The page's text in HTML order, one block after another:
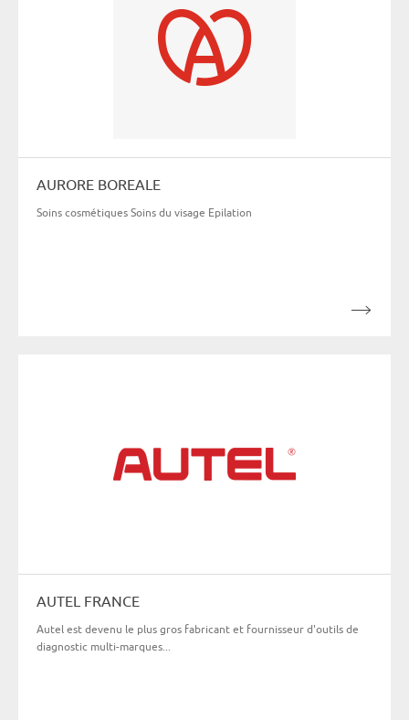
AURORE BOREALE
Soins cosmétiques Soins du visage Epilation
AUTEL FRANCE
Autel est devenu le plus gros fabricant et fournisseur d'outils de
diagnostic multi-marques...